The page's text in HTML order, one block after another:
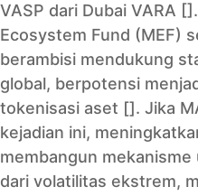
VASP dari Dubai VARA
Ecosystem Fund (MEF)
berambisi mendukung
global, berpotensi
tokenisasi aset []. Jika
kejadian ini,
membangun
dari volatilitas ekstrem,